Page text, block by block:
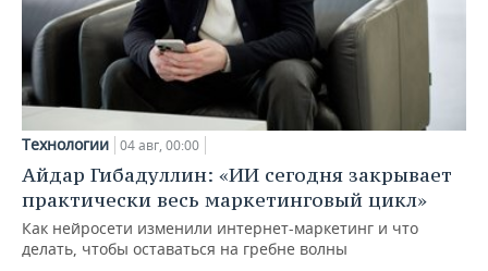
Технологии 04 авг, 00:00
Айдар Гибадуллин: «ИИ сегодня закрывает
практически весь маркетинговый цикл»
Как нейросети изменили интернет-маркетинг и что
делать, чтобы оставаться на гребне волны